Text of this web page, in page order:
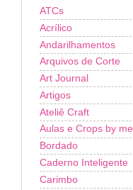
ATCs
Acrílico
Andarilhamentos
Arquivos de Corte
Art Journal
Artigos
Ateliê Craft
Aulas e Crops by me
Bordado
Caderno Inteligente
Carimbo